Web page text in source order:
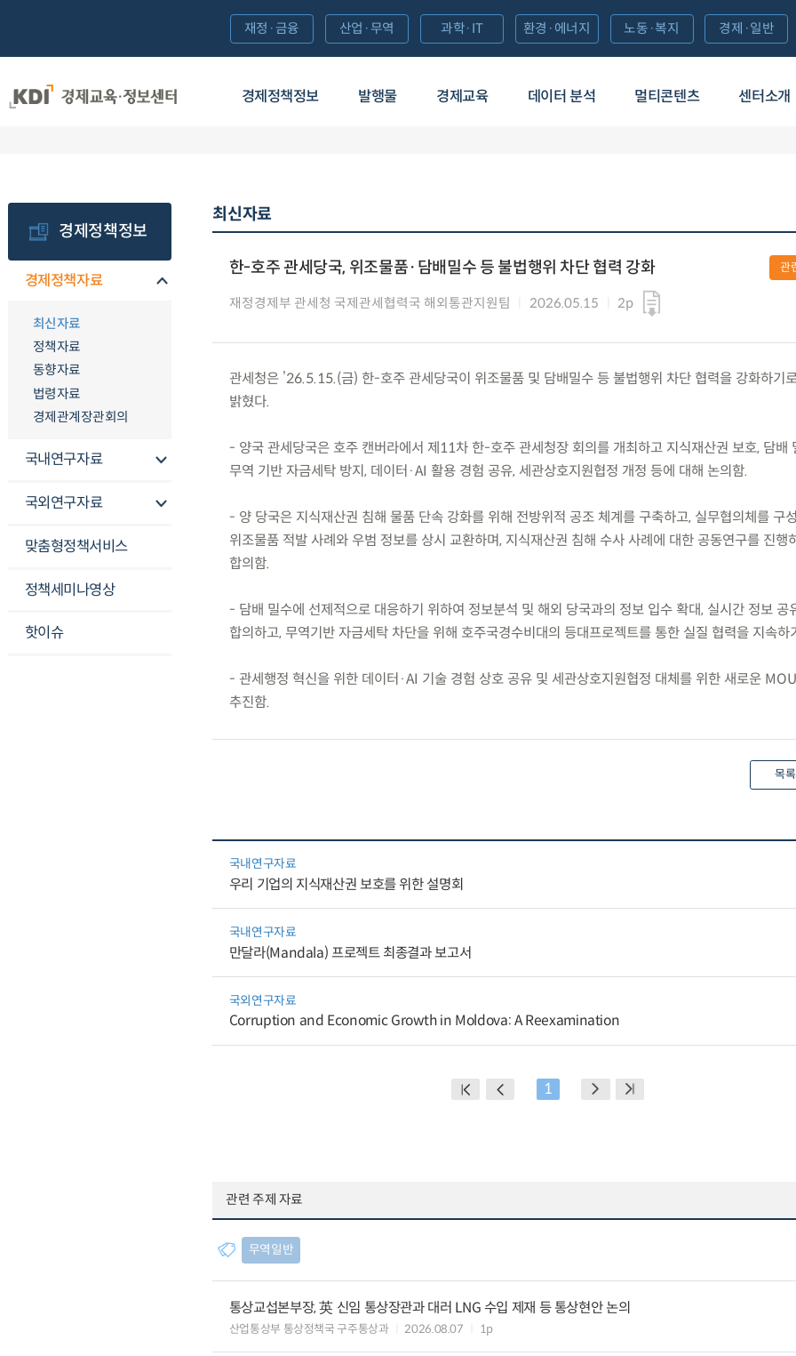
경제정책정보 발행물 경제교육 데이터 분석 멀티콘텐츠 센터소개
재정·금융 산업·무역 과학·IT 환경·에너지 노동·복지 경제·일반
경제정책정보
경제정책자료
최신자료
정책자료
동향자료
법령자료
경제관계장관회의
국내연구자료
국외연구자료
맞춤형정책서비스
정책세미나영상
핫이슈
최신자료
한-호주 관세당국, 위조물품·담배밀수 등 불법행위 차단 협력 강화
재정경제부 관세청 국제관세협력국 해외통관지원팀 2026.05.15 2p
관
관세청은 ’26.5.15.(금) 한-호주 관세당국이 위조물품 및 담배밀수 등 불법행위 차단 협력을 강화하기
밝혔다.
- 양국 관세당국은 호주 캔버라에서 제11차 한-호주 관세청장 회의를 개최하고 지식재산권 보호, 담배
무역 기반 자금세탁 방지, 데이터·AI 활용 경험 공유, 세관상호지원협정 개정 등에 대해 논의함.
- 양 당국은 지식재산권 침해 물품 단속 강화를 위해 전방위적 공조 체계를 구축하고, 실무협의체를 구
위조물품 적발 사례와 우범 정보를 상시 교환하며, 지식재산권 침해 수사 사례에 대한 공동연구를 진행
합의함.
- 담배 밀수에 선제적으로 대응하기 위하여 정보분석 및 해외 당국과의 정보 입수 확대, 실시간 정보 공
합의하고, 무역기반 자금세탁 차단을 위해 호주국경수비대의 등대프로젝트를 통한 실질 협력을 지속하
- 관세행정 혁신을 위한 데이터·AI 기술 경험 상호 공유 및 세관상호지원협정 대체를 위한 새로운
추진함.
목록
국내연구자료
우리 기업의 지식재산권 보호를 위한 설명회
국내연구자료
만달라(Mandala) 프로젝트 최종결과 보고서
국외연구자료
Corruption and Economic Growth in Moldova: A Reexamination
1
관련 주제 자료
무역일반
통상교섭본부장, 英 신임 통상장관과 대러 LNG 수입 제재 등 통상현안 논의
산업통상부 통상정책국 구주통상과 2026.08.07 1p